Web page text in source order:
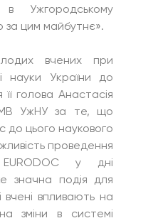
Ужгородському
за цим майбутнє».
вчених при
і науки України до
голова Анастасія
УжНУ за те, що
до цього наукового
проведення
у дні
значна подія для
вчені впливають на
зміни в системі